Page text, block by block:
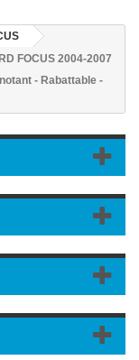
FOCUS 2004-2007
- Rabattable -